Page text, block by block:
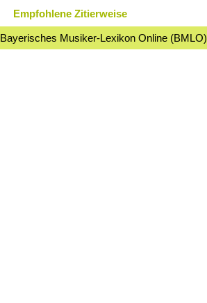
Empfohlene Zitierweise
Bayerisches Musiker-Lexikon Online (BMLO)